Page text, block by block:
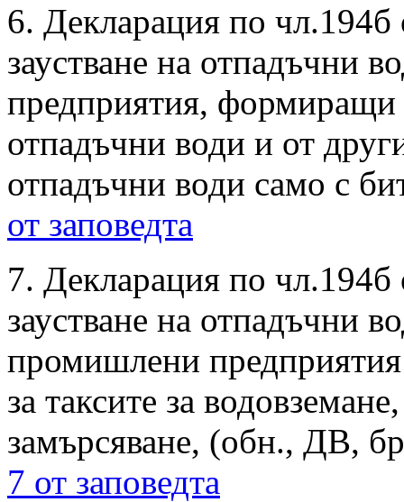
6. Декларация по чл.194б
заустване на отпадъчни
предприятия,
отпадъчни води и от
отпадъчни води само с
от заповедта
7. Декларация по чл.194б
заустване на отпадъчни
промишлени
за таксите за
замърсяване, (обн., ДВ,
7 от заповедта